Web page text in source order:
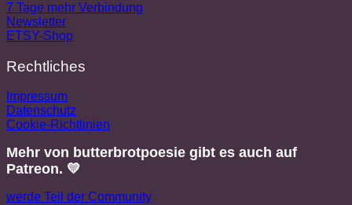
7 Tage mehr Verbindung
Newsletter
ETSY-Shop
Rechtliches
Impressum
Datenschutz
Cookie-Richtlinien
Mehr von butterbrotpoesie gibt es auch auf
Patreon. 💛
werde Teil der Community